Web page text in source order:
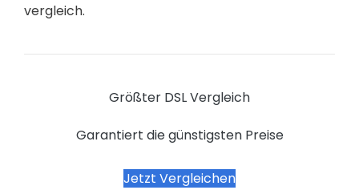
vergleich.
Größter DSL Vergleich
Garantiert die günstigsten Preise
Jetzt Vergleichen